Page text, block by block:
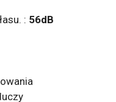
: 56dB